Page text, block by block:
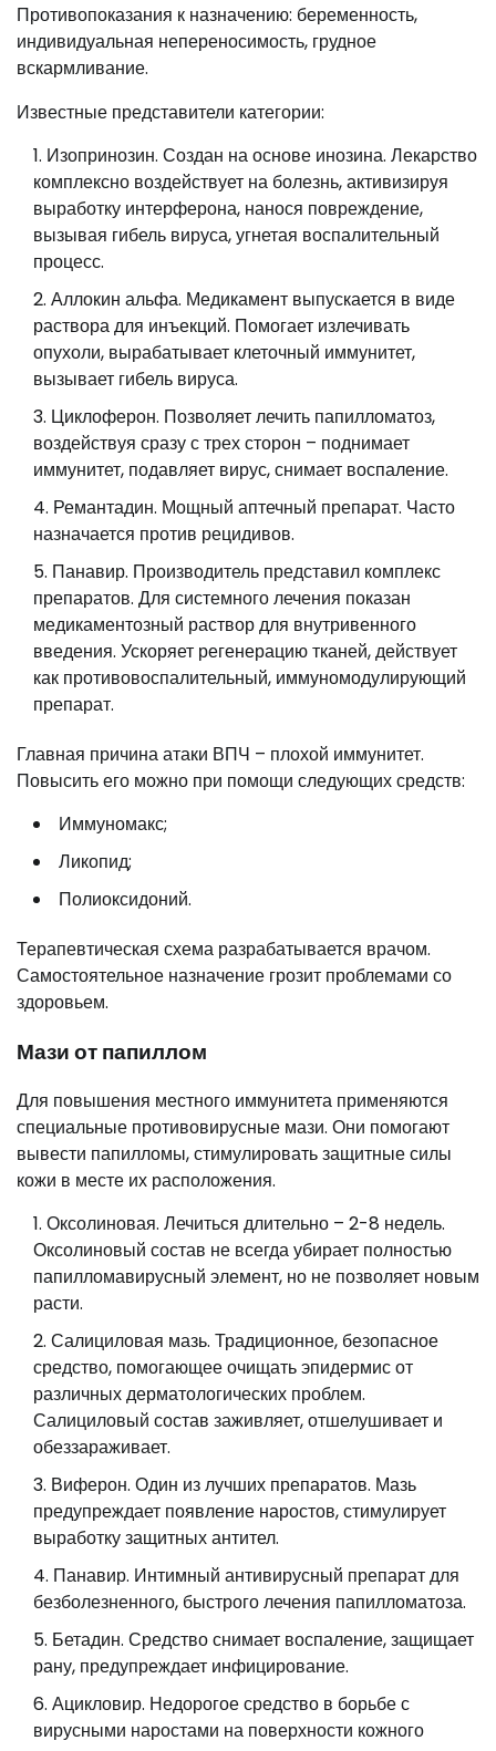
Противопоказания к назначению: беременность,
индивидуальная непереносимость, грудное
вскармливание.
Известные представители категории:
Изопринозин. Создан на основе инозина. Лекарство
комплексно воздействует на болезнь, активизируя
выработку интерферона, нанося повреждение,
вызывая гибель вируса, угнетая воспалительный
процесс.
Аллокин альфа. Медикамент выпускается в виде
раствора для инъекций. Помогает излечивать
опухоли, вырабатывает клеточный иммунитет,
вызывает гибель вируса.
Циклоферон. Позволяет лечить папилломатоз,
воздействуя сразу с трех сторон – поднимает
иммунитет, подавляет вирус, снимает воспаление.
Ремантадин. Мощный аптечный препарат. Часто
назначается против рецидивов.
Панавир. Производитель представил комплекс
препаратов. Для системного лечения показан
медикаментозный раствор для внутривенного
введения. Ускоряет регенерацию тканей, действует
как противовоспалительный, иммуномодулирующий
препарат.
Главная причина атаки ВПЧ – плохой иммунитет.
Повысить его можно при помощи следующих средств:
Иммуномакс;
Ликопид;
Полиоксидоний.
Терапевтическая схема разрабатывается врачом.
Самостоятельное назначение грозит проблемами со
здоровьем.
Мази от папиллом
Для повышения местного иммунитета применяются
специальные противовирусные мази. Они помогают
вывести папилломы, стимулировать защитные силы
кожи в месте их расположения.
Оксолиновая. Лечиться длительно – 2-8 недель.
Оксолиновый состав не всегда убирает полностью
папилломавирусный элемент, но не позволяет новым
расти.
Салициловая мазь. Традиционное, безопасное
средство, помогающее очищать эпидермис от
различных дерматологических проблем.
Салициловый состав заживляет, отшелушивает и
обеззараживает.
Виферон. Один из лучших препаратов. Мазь
предупреждает появление наростов, стимулирует
выработку защитных антител.
Панавир. Интимный антивирусный препарат для
безболезненного, быстрого лечения папилломатоза.
Бетадин. Средство снимает воспаление, защищает
рану, предупреждает инфицирование.
Ацикловир. Недорогое средство в борьбе с
вирусными наростами на поверхности кожного